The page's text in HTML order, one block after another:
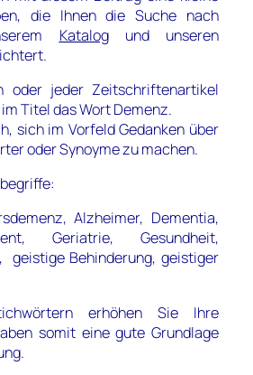
die Ihnen die Suche nach
Katalogund unseren
oder jeder Zeitschriftenartikel
Titel das Wort Demenz.
sich im Vorfeld Gedanken über
oder Synoyme zu machen.
Alzheimer, Dementia,
Geriatrie, Gesundheit,
geistige Behinderung, geistiger
erhöhen Sie Ihre
somit eine gute Grundlage